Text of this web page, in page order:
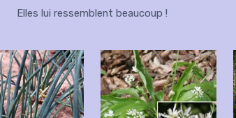
Elles lui ressemblent beaucoup !